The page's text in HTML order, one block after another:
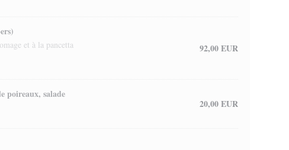
et à la pancetta 92,00 EUR
poireaux, salade
20,00 EUR